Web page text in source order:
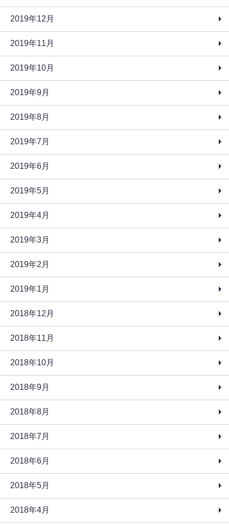
2019年12月
2019年11月
2019年10月
2019年9月
2019年8月
2019年7月
2019年6月
2019年5月
2019年4月
2019年3月
2019年2月
2019年1月
2018年12月
2018年11月
2018年10月
2018年9月
2018年8月
2018年7月
2018年6月
2018年5月
2018年4月